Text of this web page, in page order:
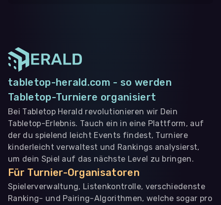
tabletop-herald.com - so werden
Tabletop-Turniere organisiert
Bei Tabletop Herald revolutionieren wir Dein
Tabletop-Erlebnis. Tauch ein in eine Plattform, auf
der du spielend leicht Events findest, Turniere
kinderleicht verwaltest und Rankings analysierst,
um dein Spiel auf das nächste Level zu bringen.
Für Turnier-Organisatoren
Spielerverwaltung, Listenkontrolle, verschiedenste
Ranking- und Pairing-Algorithmen, welche sogar pro